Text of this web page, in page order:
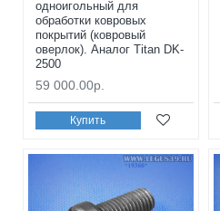
одноигольный для
обработки ковровых
покрытий (ковровый
оверлок). Аналог Titan DK-
2500
59 000.00р.
Купить